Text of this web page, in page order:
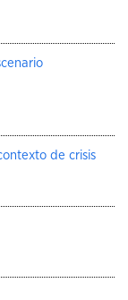
de crisis